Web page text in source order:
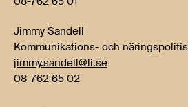
Jimmy Sandell
Kommunikations- och
jimmy.sandell@li.se
08-762 65 02